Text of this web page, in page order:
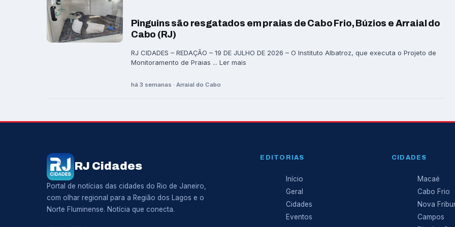
Pinguins são resgatados em praias de Cabo Frio, Búzios e Arraial do
Cabo (RJ)
RJ CIDADES – REDAÇÃO – 19 DE JULHO DE 2026 – O Instituto Albatroz, que executa o Projeto de
Monitoramento de Praias ... Ler mais
há 3 semanas · Arraial do Cabo
RJ Cidades
Portal de notícias das cidades do Rio de Janeiro,
com olhar regional para a Região dos Lagos e o
Norte Fluminense. Notícia que conecta.
EDITORIAS
Início
Geral
Cidades
Eventos
CIDADES
Macaé
Cabo Frio
Nova
Campos